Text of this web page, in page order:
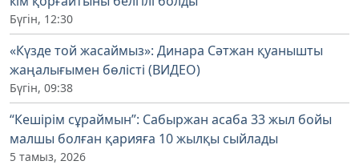
Бүгін, 12:30
«Күзде той жасаймыз»: Динара Сәтжан қуанышты
жаңалығымен бөлісті (ВИДЕО)
Бүгін, 09:38
“Кешірім сұраймын”: Сабыржан асаба 33 жыл бойы
малшы болған қарияға 10 жылқы сыйлады
5 тамыз, 2026